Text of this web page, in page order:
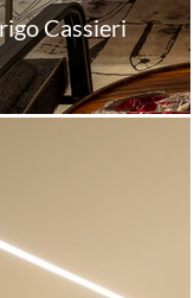
Cassieri